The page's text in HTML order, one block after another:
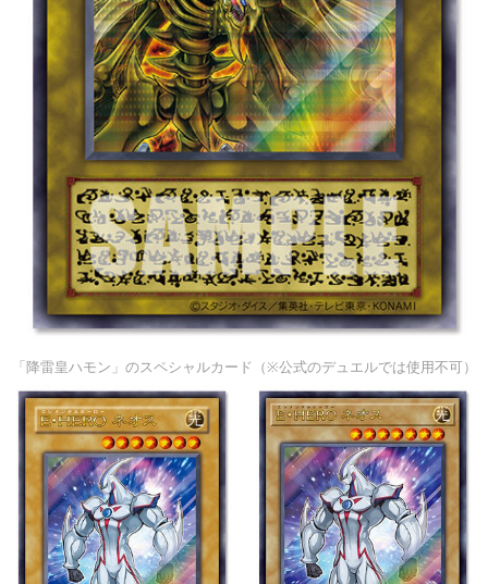
「降雷皇ハモン」のスペシャルカード（※公式のデュエルでは使用不可）